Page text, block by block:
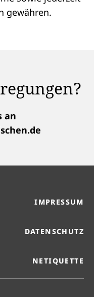
gewähren.
an
IMPRESSUM
DATENSCHUTZ
NETIQUETTE